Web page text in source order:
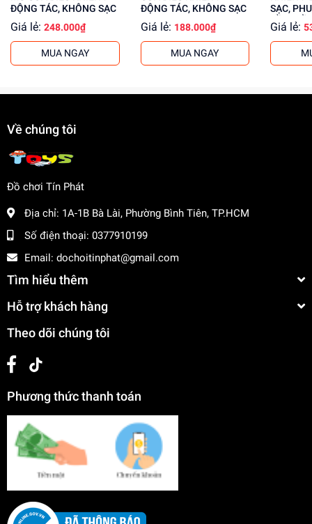
ĐỘNG TÁC, KHÔNG SẠC
Giá lẻ: 248.000₫
MUA NGAY
ĐỘNG TÁC, KHÔNG SẠC
Giá lẻ: 188.000₫
MUA NGAY
SẠC,
CẦM
Giá lẻ:
Về chúng tôi
Đồ chơi Tín Phát
Địa chỉ: 1A-1B Bà Lài, Phường Bình Tiên, TP.HCM
Số điện thoại: 0377910199
Email: dochoitinphat@gmail.com
Tìm hiểu thêm
Hỗ trợ khách hàng
Theo dõi chúng tôi
Phương thức thanh toán